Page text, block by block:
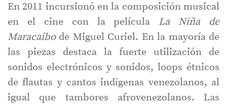
En 2011 incursionó en la composición musical
en el cine con la película La Niña de
Maracaibode Miguel Curiel. En la mayoría de
las piezas destaca la fuerte utilización de
sonidos electrónicos y sonidos, loops étnicos
de flautas y cantos indígenas venezolanos, al
igual que tambores afrovenezolanos. Las